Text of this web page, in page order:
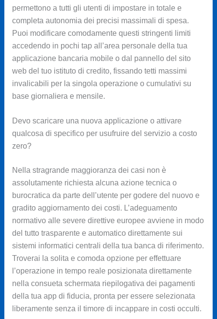
permettono a tutti gli utenti di impostare in totale e
completa autonomia dei precisi massimali di spesa.
Puoi modificare comodamente questi stringenti limiti
accedendo in pochi tap all’area personale della tua
applicazione bancaria mobile o dal pannello del sito
web del tuo istituto di credito, fissando tetti massimi
invalicabili per la singola operazione o cumulativi su
base giornaliera e mensile.
Devo scaricare una nuova applicazione o attivare
qualcosa di specifico per usufruire del servizio a costo
zero?
Nella stragrande maggioranza dei casi non è
assolutamente richiesta alcuna azione tecnica o
burocratica da parte dell’utente per godere del nuovo e
gradito aggiornamento dei costi. L’adeguamento
normativo alle severe direttive europee avviene in modo
del tutto trasparente e automatico direttamente sui
sistemi informatici centrali della tua banca di riferimento.
Troverai la solita e comoda opzione per effettuare
l’operazione in tempo reale posizionata direttamente
nella consueta schermata riepilogativa dei pagamenti
della tua app di fiducia, pronta per essere selezionata
liberamente senza il timore di incappare in costi occulti.